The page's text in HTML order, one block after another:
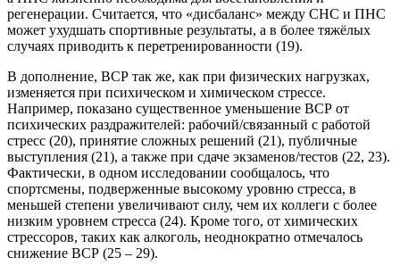
регенерации. Считается, что «дисбаланс» между СНС и ПНС
может ухудшать спортивные результаты, а в более тяжёлых
случаях приводить к перетренированности (19).
В дополнение, ВСР так же, как при физических нагрузках,
изменяется при психическом и химическом стрессе.
Например, показано существенное уменьшение ВСР от
психических раздражителей: рабочий/связанный с работой
стресс (20), принятие сложных решений (21), публичные
выступления (21), а также при сдаче экзаменов/тестов (22, 23).
Фактически, в одном исследовании сообщалось, что
спортсмены, подверженные высокому уровню стресса, в
меньшей степени увеличивают силу, чем их коллеги с более
низким уровнем стресса (24). Кроме того, от химических
стрессоров, таких как алкоголь, неоднократно отмечалось
снижение ВСР (25 – 29).